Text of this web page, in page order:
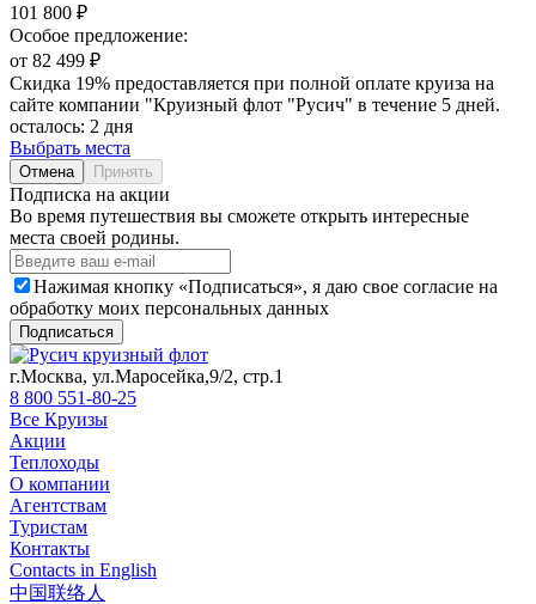
101 800 ₽
Особое предложение:
от 82 499 ₽
Скидка 19% предоставляется при полной оплате круиза на
сайте компании "Круизный флот "Русич" в течение 5 дней.
осталось: 2 дня
Выбрать места
Отмена Принять
Подписка на акции
Во время путешествия вы сможете открыть интересные
места своей родины.
Нажимая кнопку «Подписаться», я даю свое согласие на
обработку моих персональных данных
Подписаться
г.Москва, ул.Маросейка,9/2, стр.1
8 800 551-80-25
Все Круизы
Акции
Теплоходы
О компании
Агентствам
Туристам
Контакты
Contacts in English
中国联络人